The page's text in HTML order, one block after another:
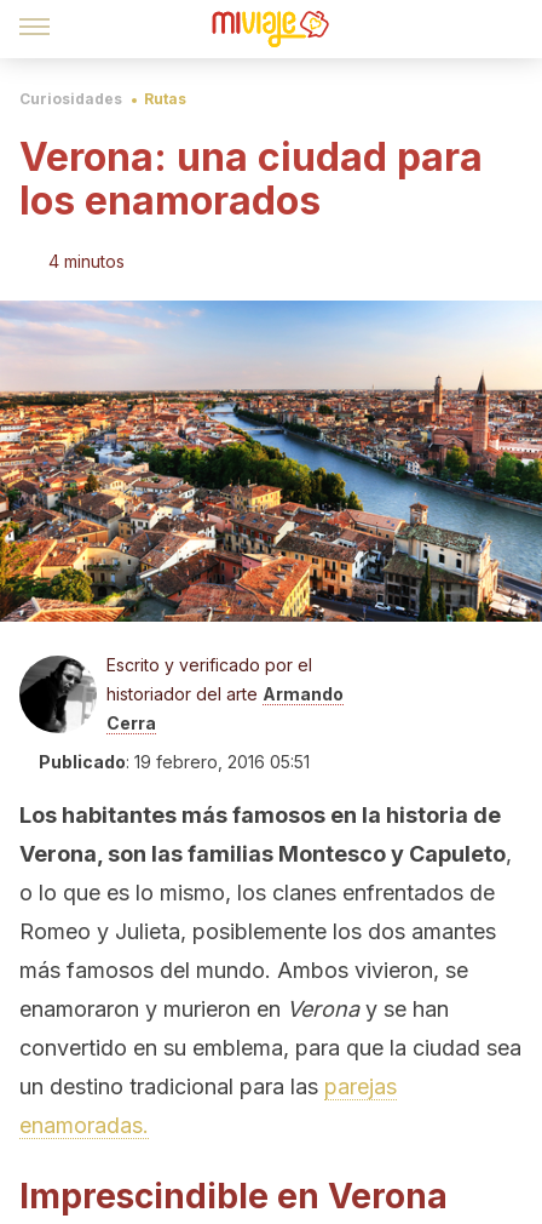
Curiosidades Rutas
Verona: una ciudad para
los enamorados
4 minutos
Escrito y verificado por el
historiador del arte Armando
Cerra
Publicado: 19 febrero, 2016 05:51
Los habitantes más famosos en la historia de
Verona, son las familias Montesco y Capuleto,
o lo que es lo mismo, los clanes enfrentados de
Romeo y Julieta, posiblemente los dos amantes
más famosos del mundo. Ambos vivieron, se
enamoraron y murieron en Veronay se han
convertido en su emblema, para que la ciudad sea
un destino tradicional para las parejas
enamoradas.
Imprescindible en Verona